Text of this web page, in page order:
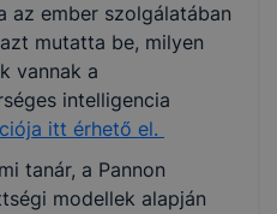
az ember szolgálatában
mutatta be, milyen
vannak a
intelligencia
itt érhető el.
tanár, a Pannon
modellek alapján